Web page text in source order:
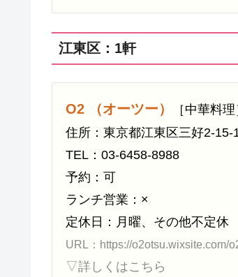
江東区：1軒
O2 （オーツー）
［中華料理
住所：東京都江東区三好2-15-
TEL：03-6458-8988
予約：可
ランチ営業：×
定休日：月曜、その他不定休
URL：https://o2otsu.wixsite.com/
▽詳しくはこちら